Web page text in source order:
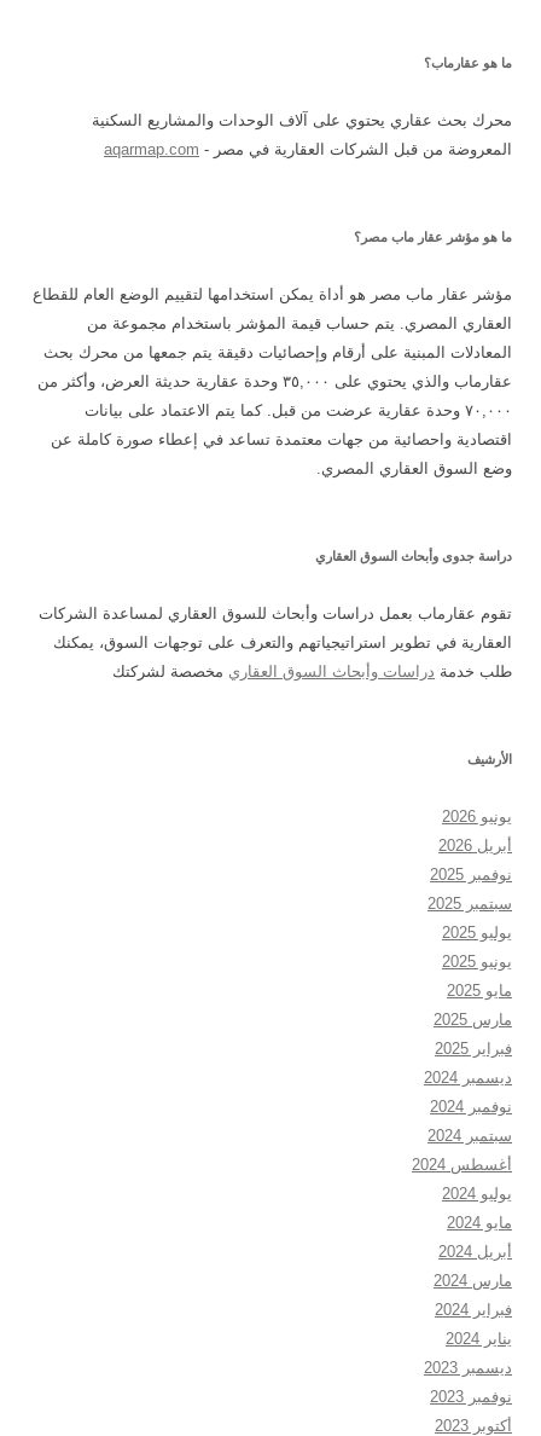
ما هو عقارماب؟
محرك بحث عقاري يحتوي على آلاف الوحدات والمشاريع السكنية
المعروضة من قبل الشركات العقارية في مصر - aqarmap.com
ما هو مؤشر عقار ماب مصر؟
مؤشر عقار ماب مصر هو أداة يمكن استخدامها لتقييم الوضع العام للقطاع
العقاري المصري. يتم حساب قيمة المؤشر باستخدام مجموعة من
المعادلات المبنية على أرقام وإحصائيات دقيقة يتم جمعها من محرك بحث
عقارماب والذي يحتوي على ٣٥,٠٠٠ وحدة عقارية حديثة العرض، وأكثر من
٧٠,٠٠٠ وحدة عقارية عرضت من قبل. كما يتم الاعتماد على بيانات
اقتصادية واحصائية من جهات معتمدة تساعد في إعطاء صورة كاملة عن
وضع السوق العقاري المصري.
دراسة جدوى وأبحاث السوق العقاري
تقوم عقارماب بعمل دراسات وأبحاث للسوق العقاري لمساعدة الشركات
العقارية في تطوير استراتيجياتهم والتعرف على توجهات السوق، يمكنك
طلب خدمة دراسات وأبحاث السوق العقاري مخصصة لشركتك
الأرشيف
يونيو 2026
أبريل 2026
نوفمبر 2025
سبتمبر 2025
يوليو 2025
يونيو 2025
مايو 2025
مارس 2025
فبراير 2025
ديسمبر 2024
نوفمبر 2024
سبتمبر 2024
أغسطس 2024
يوليو 2024
مايو 2024
أبريل 2024
مارس 2024
فبراير 2024
يناير 2024
ديسمبر 2023
نوفمبر 2023
أكتوبر 2023